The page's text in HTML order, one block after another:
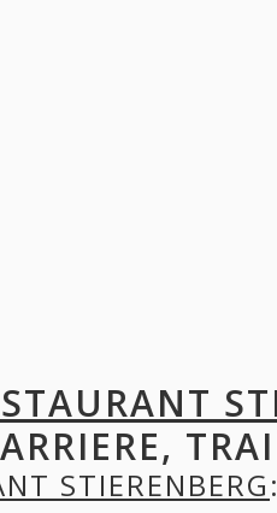
STIERENBERG